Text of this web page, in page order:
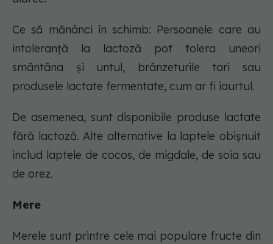
Ce să mănânci în schimb: Persoanele care au
intoleranță la lactoză pot tolera uneori
smântâna și untul, brânzeturile tari sau
produsele lactate fermentate, cum ar fi iaurtul.
De asemenea, sunt disponibile produse lactate
fără lactoză. Alte alternative la laptele obișnuit
includ laptele de cocos, de migdale, de soia sau
de orez.
Mere
Merele sunt printre cele mai populare fructe din